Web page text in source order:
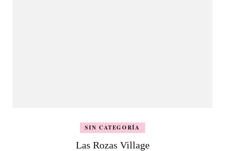
SIN CATEGORÍA
Las Rozas Village